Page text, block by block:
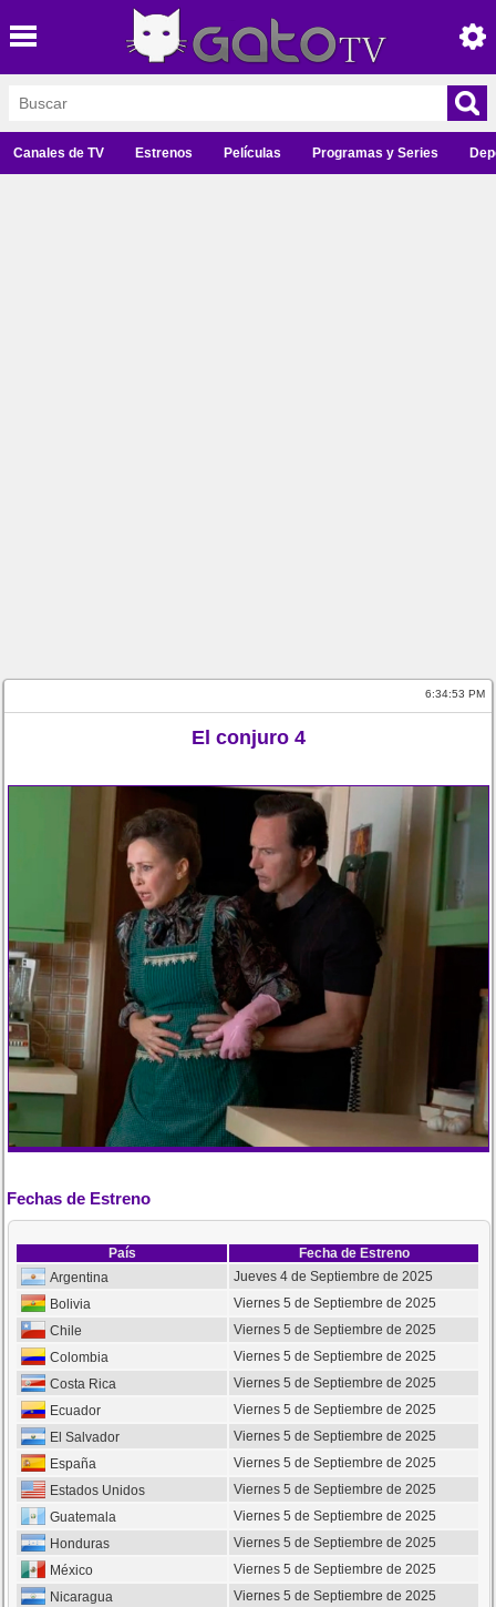
Canales de TV Estrenos Películas Programas y Series
6:34:54 PM
El conjuro 4
Fechas de Estreno
País
Fecha de Estreno
Argentina
Jueves 4 de Septiembre de 2025
Bolivia
Viernes 5 de Septiembre de 2025
Chile
Viernes 5 de Septiembre de 2025
Colombia
Viernes 5 de Septiembre de 2025
Costa Rica
Viernes 5 de Septiembre de 2025
Ecuador
Viernes 5 de Septiembre de 2025
El Salvador
Viernes 5 de Septiembre de 2025
España
Viernes 5 de Septiembre de 2025
Estados Unidos
Viernes 5 de Septiembre de 2025
Guatemala
Viernes 5 de Septiembre de 2025
Honduras
Viernes 5 de Septiembre de 2025
México
Viernes 5 de Septiembre de 2025
Nicaragua
Viernes 5 de Septiembre de 2025